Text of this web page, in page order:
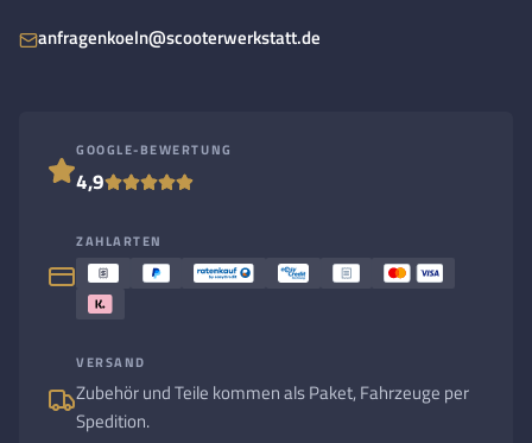
anfragenkoeln@scooterwerkstatt.de
GOOGLE-BEWERTUNG
4,9
ZAHLARTEN
VERSAND
Zubehör und Teile kommen als Paket, Fahrzeuge per
Spedition.